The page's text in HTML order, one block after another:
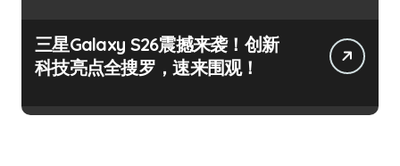
三星Galaxy S26震撼来袭！创新
科技亮点全搜罗，速来围观！